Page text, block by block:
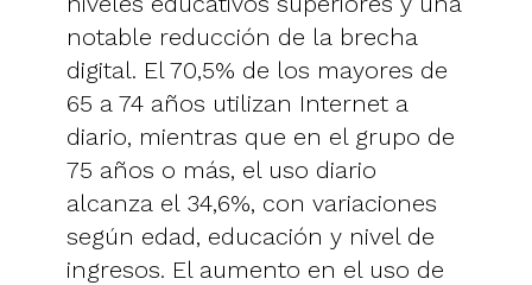
notable reducción de la brecha
digital. El 70,5% de los mayores de
65 a 74 años utilizan Internet a
diario, mientras que en el grupo de
75 años o más, el uso diario
alcanza el 34,6%, con variaciones
según edad, educación y nivel de
ingresos. El aumento en el uso de